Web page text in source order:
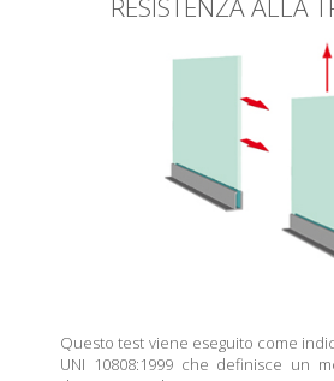
RESISTENZA ALLA
Questo test viene eseguito come
UNI 10808:1999 che definisce un